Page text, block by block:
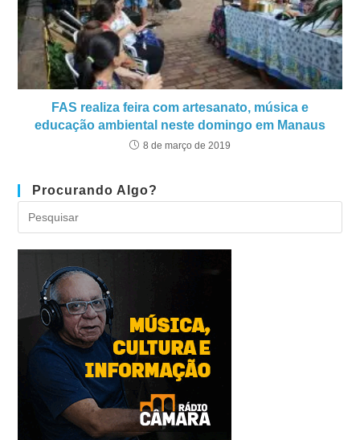
FAS realiza feira com artesanato, música e
educação ambiental neste domingo em Manaus
8 de março de 2019
Procurando Algo?